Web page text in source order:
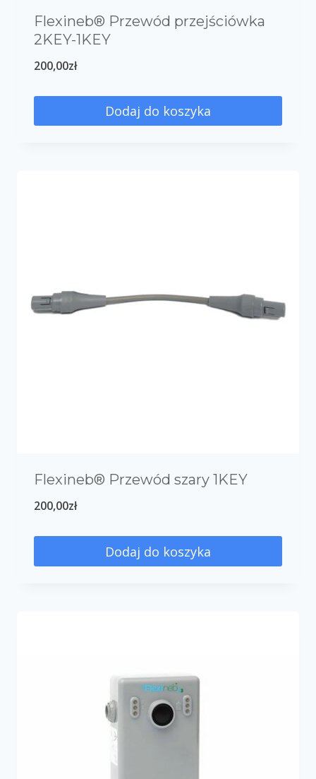
Flexineb® Przewód przejściówka
2KEY-1KEY
200,00zł
Dodaj do koszyka
Flexineb® Przewód szary 1KEY
200,00zł
Dodaj do koszyka